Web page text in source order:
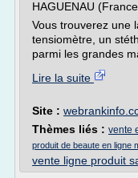
HAGUENAU
Vous trouverez une
tensiomètre, un
parmi les grandes
Lire la suite
Site :
Thèmes liés : vente
produit de beaute en ligne
vente ligne produit